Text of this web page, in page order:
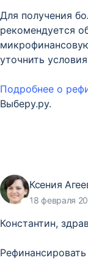
Для получения
рекомендуется
уточнить
Подробнее о
Выберу.ру.
Ксения
18 февраля
Константин,